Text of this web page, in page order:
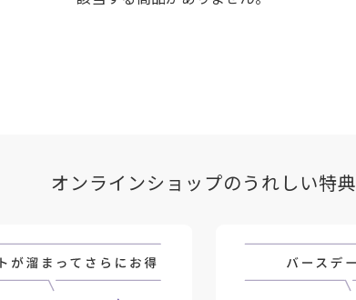
オンラインショップのうれしい特典